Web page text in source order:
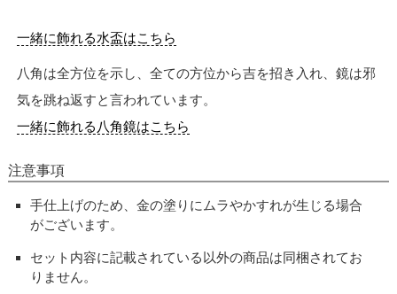
一緒に飾れる水盃はこちら
八角は全方位を示し、全ての方位から吉を招き入れ、鏡は邪
気を跳ね返すと言われています。
一緒に飾れる八角鏡はこちら
注意事項
手仕上げのため、金の塗りにムラやかすれが生じる場合
がございます。
セット内容に記載されている以外の商品は同梱されてお
りません。